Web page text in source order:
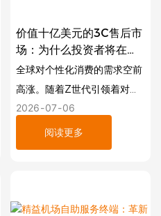
目。您将了解到具体的硬件配
兴零售娱乐趋势的指南。
价值十亿美元的3C售后市
场：为什么投资者将在
2026年转向自动化DIY手
机壳自助服务终端
全球对个性化消费的需求空前
高涨。随着Z世代引领着对独
特定制产品的追求，“无人零
售”行业正在迅速发展。如果
您正在寻找高回报、低人工成
一个优质的投资选择。
2026 07 06
阅读更多